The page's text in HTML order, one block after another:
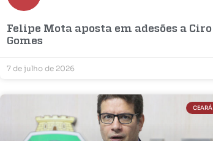
Felipe Mota aposta em adesões a Ciro
Gomes
7 de julho de 2026
CEARÁ